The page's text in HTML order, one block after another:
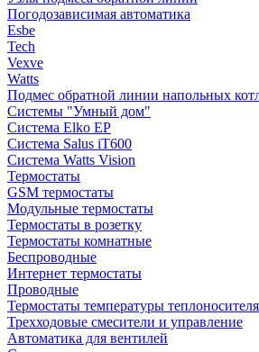
Погодозависимая автоматика
Esbe
Tech
Vexve
Watts
Подмес обратной линии напольных
Системы "Умный дом"
Система Elko EP
Система Salus iT600
Система Watts Vision
Термостаты
GSM термостаты
Модульные термостаты
Термостаты в розетку
Термостаты комнатные
Беспроводные
Интернет термостаты
Проводные
Термостаты температуры
Трехходовые смесители и управление
Автоматика для вентилей